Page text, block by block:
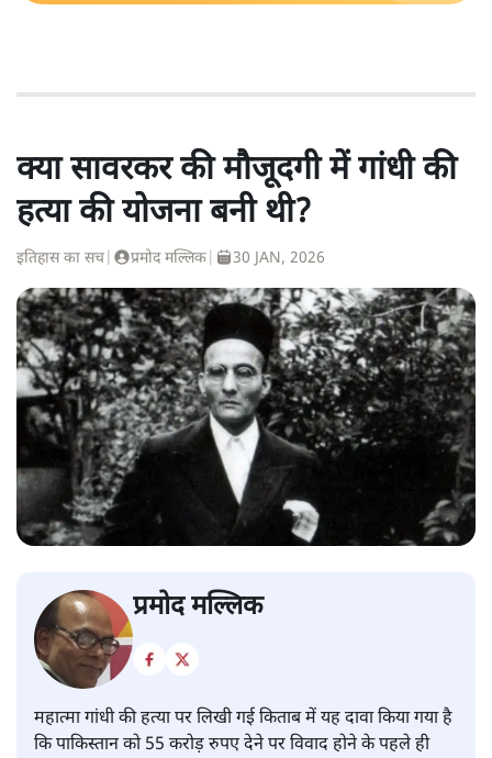
क्या सावरकर की मौजूदगी में गांधी की
हत्या की योजना बनी थी?
इतिहास का सच प्रमोद मल्लिक 30 JAN, 2026
प्रमोद मल्लिक
महात्मा गांधी की हत्या पर लिखी गई किताब में यह दावा किया गया है
कि पाकिस्तान को 55 करोड़ रुपए देने पर विवाद होने के पहले ही